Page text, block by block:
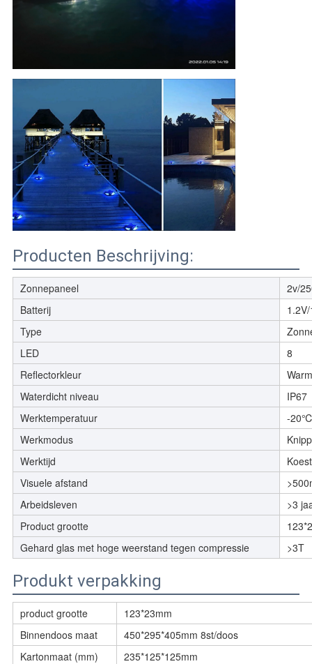
Producten Beschrijving:
Zonnepaneel
2v/
Batterij
Type
LED
8
Reflectorkleur
Waterdicht niveau
IP67
Werktemperatuur
-
Werkmodus
Werktijd
Visuele afstand
Arbeidsleven
>3
Product grootte
Gehard glas met hoge weerstand tegen compressie
>3T
Produkt verpakking
product grootte
123*23mm
Binnendoos maat
450*295*405mm 8st/doos
Kartonmaat (mm)
235*125*125mm